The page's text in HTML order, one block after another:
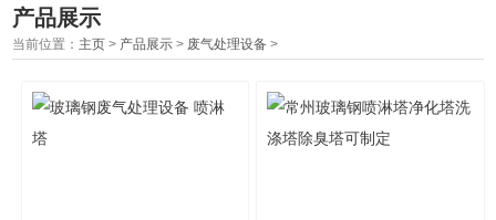
产品展示
当前位置： 主页 > 产品展示 > 废气处理设备 >